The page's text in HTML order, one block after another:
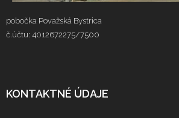
pobočka Považská Bystrica
č.účtu: 4012672275/7500
KONTAKTNÉ ÚDAJE